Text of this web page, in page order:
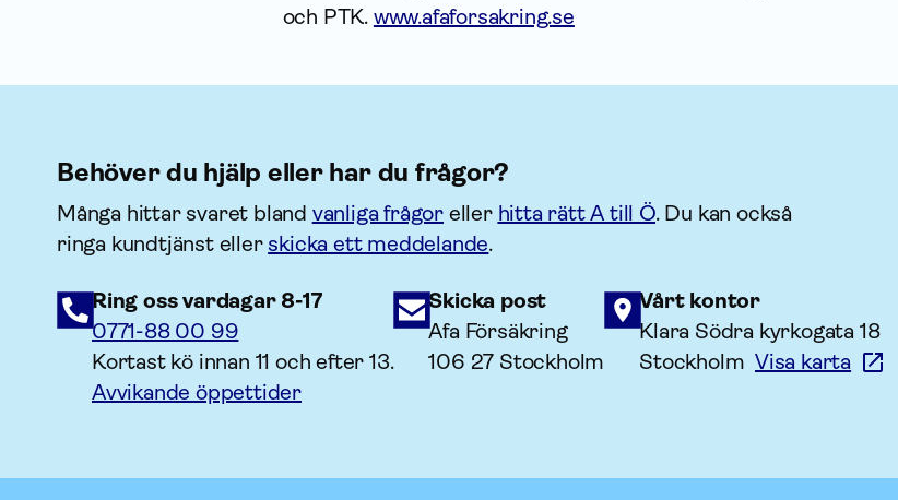
och PTK. www.afaforsakring.se
Behöver du hjälp eller har du frågor?
Många hittar svaret bland vanliga frågor eller hitta rätt A till Ö. Du kan också
ringa kundtjänst eller skicka ett meddelande.
Ring oss vardagar 8-17
0771-88 00 99
Kortast kö innan 11 och efter 13.
Avvikande öppettider
Skicka post
Afa Försäkring
106 27 Stockholm
Vårt kontor
Klara Södra kyrkogata 18
StockholmVisa karta